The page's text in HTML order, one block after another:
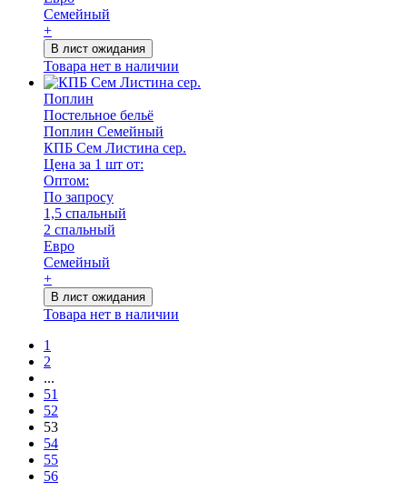
Семейный
+
В лист ожидания
Товара нет в наличии
Поплин
Постельное бельё
Поплин Семейный
КПБ Сем Листина сер.
Цена за 1 шт от:
Оптом:
По запросу
1,5 спальный
2 спальный
Евро
Семейный
+
В лист ожидания
Товара нет в наличии
1
2
...
51
52
53
54
55
56